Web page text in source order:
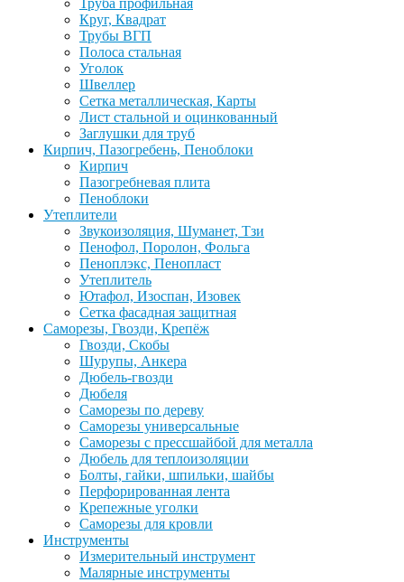
Труба профильная
Круг, Квадрат
Трубы ВГП
Полоса стальная
Уголок
Швеллер
Сетка металлическая, Карты
Лист стальной и оцинкованный
Заглушки для труб
Кирпич, Пазогребень, Пеноблоки
Кирпич
Пазогребневая плита
Пеноблоки
Утеплители
Звукоизоляция, Шуманет, Тзи
Пенофол, Поролон, Фольга
Пеноплэкс, Пенопласт
Утеплитель
Ютафол, Изоспан, Изовек
Сетка фасадная защитная
Саморезы, Гвозди, Крепёж
Гвозди, Скобы
Шурупы, Анкера
Дюбель-гвозди
Дюбеля
Саморезы по дереву
Саморезы универсальные
Саморезы с прессшайбой для металла
Дюбель для теплоизоляции
Болты, гайки, шпильки, шайбы
Перфорированная лента
Крепежные уголки
Саморезы для кровли
Инструменты
Измерительный инструмент
Малярные инструменты